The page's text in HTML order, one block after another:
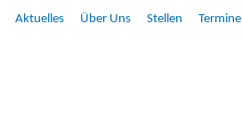
Aktuelles Über Uns Stellen Termine